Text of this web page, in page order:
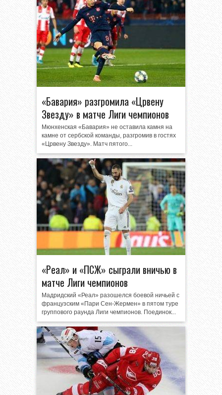
«Бавария» разгромила «Црвену
Звезду» в матче Лиги чемпионов
Мюнхенская «Бавария» не оставила камня на
камне от сербской команды, разгромив в гостях
«Црвену Звезду». Матч пятого...
«Реал» и «ПСЖ» сыграли вничью в
матче Лиги чемпионов
Мадридский «Реал» разошелся боевой ничьей с
французским «Пари Сен-Жермен» в пятом туре
группового раунда Лиги чемпионов. Поединок...